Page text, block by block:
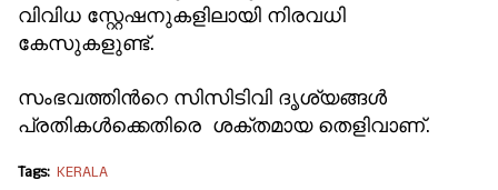
വിവിധ സ്റ്റേഷനുകളിലായി നിരവധി
കേസുകളുണ്ട്.
സംഭവത്തിന്‍റെ സിസിടിവി ദൃശ്യങ്ങൾ
പ്രതികള്‍ക്കെതിരെ ശക്തമായ തെളിവാണ്.
Tags: KERALA